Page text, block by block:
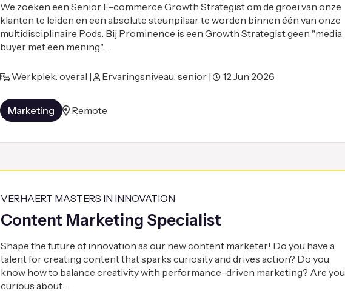
We zoeken een Senior E-commerce Growth Strategist om de groei van onze
klanten te leiden en een absolute steunpilaar te worden binnen één van onze
multidisciplinaire Pods. Bij Prominence is een Growth Strategist geen "media
buyer met een mening". …
Werkplek: overal | Ervaringsniveau: senior | 12 Jun 2026
Marketing Remote
VERHAERT MASTERS IN INNOVATION
Content Marketing Specialist
Shape the future of innovation as our new content marketer! Do you have a
talent for creating content that sparks curiosity and drives action? Do you
know how to balance creativity with performance-driven marketing? Are you
curious about …